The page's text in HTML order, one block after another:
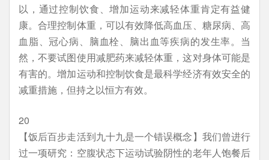
以，通过控制饮食、增加运动来减轻体重肯定有益健
康。合理控制体重，可以有效降低高血压、糖尿病、高
血脂、冠心病、脑血栓、脑出血等疾病的发生率。当
然，不要试图使用减肥药来减轻体重，这对身体可能是
有害的。增加运动和控制饮食是最科学经济有效安全的
减重措施，但持之以恒方有效。
20
【饭后百步走活到九十九是一个错误概念】我们曾进行
过一项研究：空腹状态下运动试验阴性的老年人饱餐后